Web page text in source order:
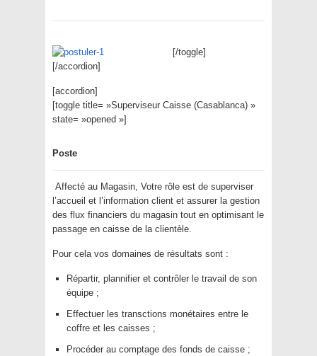
[/toggle]
[/accordion]
[accordion]
[toggle title= »Superviseur Caisse (Casablanca) »
state= »opened »]
Poste
Affecté au Magasin, Votre rôle est de superviser
l’accueil et l’information client et assurer la gestion
des flux financiers du magasin tout en optimisant le
passage en caisse de la clientèle.
Pour cela vos domaines de résultats sont :
Répartir, plannifier et contrôler le travail de son
équipe ;
Effectuer les transctions monétaires entre le
coffre et les caisses ;
Procéder au comptage des fonds de caisse ;